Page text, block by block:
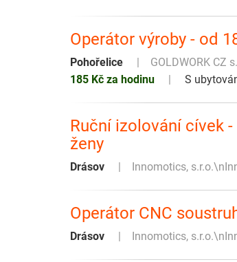
Operátor výroby - od
Pohořelice
GOLDWORK CZ
185 Kč za hodinu
S
Ruční izolování cívek
ženy
Drásov Innomotics,
Operátor CNC
Drásov Innomotics,